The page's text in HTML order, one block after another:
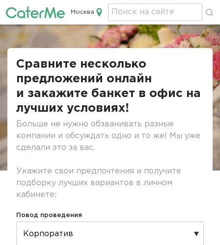
Кейтеринг в Москве
Москва
Строка
Сравните несколько
предложений онлайн
и закажите банкет в офис на
лучших условиях!
Больше не нужно обзванивать разные
компании и обсуждать одно и то же! Мы уже
сделали это за вас.
Укажите свои предпочтения и получите
подборку лучших вариантов в личном
кабинете:
Повод проведения